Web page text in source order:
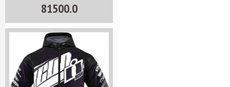
81500.0